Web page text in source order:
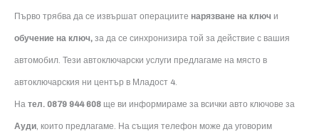
Първо трябва да се извършат операциите нарязване на ключ и
обучение на ключ, за да се синхронизира той за действие с вашия
автомобил. Тези автоключарски услуги предлагаме на място в
автоключарския ни център в Младост 4.
На тел. 0879 944 608 ще ви информираме за всички авто ключове за
Ауди, които предлагаме. На същия телефон може да уговорим